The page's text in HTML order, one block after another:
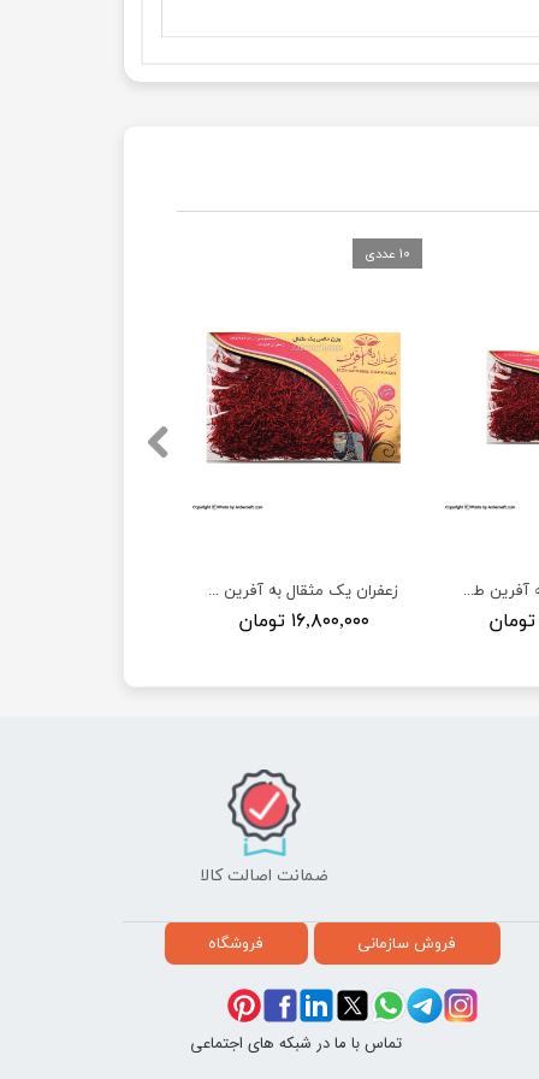
زعفران یک مثقال به آفرین طلایی - آویز 10 عددی
۱۶,۸۰۰,۰۰۰ تومان
10 عددی
زعفران یک گرم به آفرین طلایی - آویز 30 عددی
ضمانت اصالت کالا
فروش سازمانی فروشگاه
تماس با ما در شبکه های اجتماعی